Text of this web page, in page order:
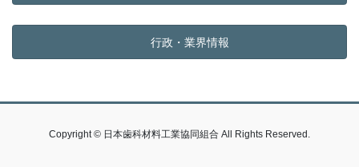
行政・業界情報
Copyright © 日本歯科材料工業協同組合 All Rights Reserved.